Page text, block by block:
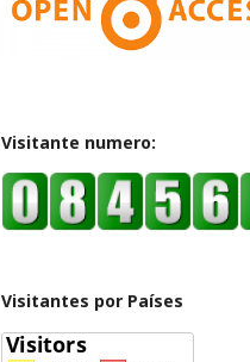
Visitante numero:
Visitantes por Países